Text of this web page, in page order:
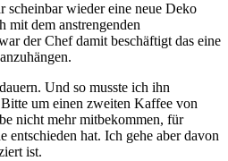
scheinbar wieder eine neue Deko
dem anstrengenden
der Chef damit beschäftigt das eine
Und so musste ich ihn
um einen zweiten Kaffee von
nicht mehr mitbekommen, für
entschieden hat. Ich gehe aber davon
ist.